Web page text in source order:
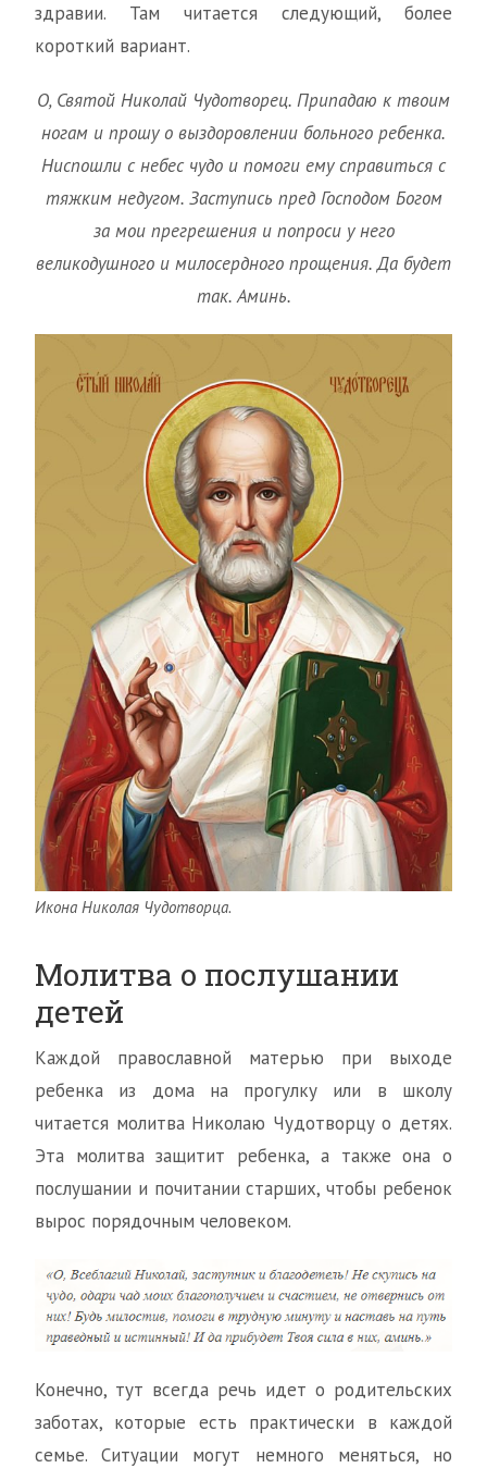
здравии. Там читается следующий, более
короткий вариант.
О, Святой Николай Чудотворец. Припадаю к твоим
ногам и прошу о выздоровлении больного ребенка.
Ниспошли с небес чудо и помоги ему справиться с
тяжким недугом. Заступись пред Господом Богом
за мои прегрешения и попроси у него
великодушного и милосердного прощения. Да будет
так. Аминь.
Икона Николая Чудотворца.
Молитва о послушании
детей
Каждой православной матерью при выходе
ребенка из дома на прогулку или в школу
читается молитва Николаю Чудотворцу о детях.
Эта молитва защитит ребенка, а также она о
послушании и почитании старших, чтобы ребенок
вырос порядочным человеком.
Конечно, тут всегда речь идет о родительских
заботах, которые есть практически в каждой
семье. Ситуации могут немного меняться, но